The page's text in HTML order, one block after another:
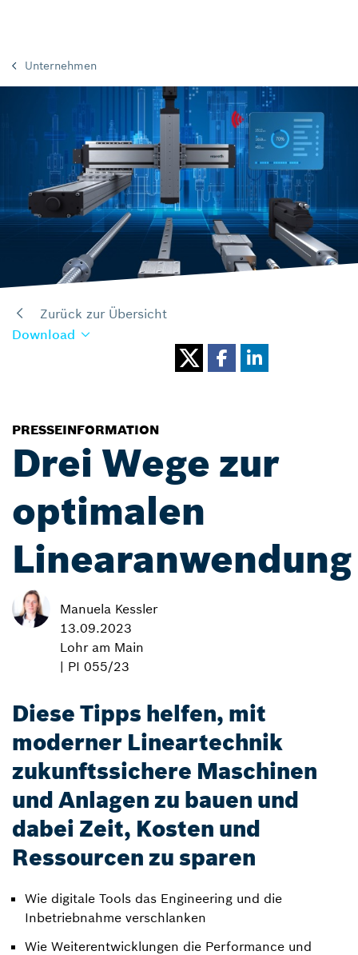
Unternehmen
Zurück zur Übersicht
Download
PRESSEINFORMATION
Drei Wege zur
optimalen
Linearanwendung
Manuela Kessler
13.09.2023
Lohr am Main
| PI 055/23
Diese Tipps helfen, mit
moderner Lineartechnik
zukunftssichere Maschinen
und Anlagen zu bauen und
dabei Zeit, Kosten und
Ressourcen zu sparen
Wie digitale Tools das Engineering und die
Inbetriebnahme verschlanken
Wie Weiterentwicklungen die Performance und